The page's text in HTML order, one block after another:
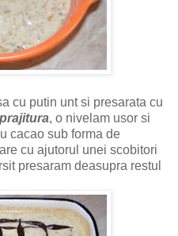
cu putin unt si presarata cu
prajitura, o nivelam usor si
cacao sub forma de
cu ajutorul unei scobitori
presaram deasupra restul